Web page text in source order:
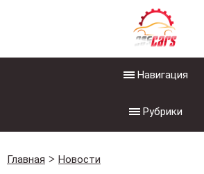
Навигация
Рубрики
Главная Новости